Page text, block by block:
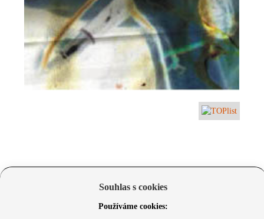
Souhlas s cookies
Používáme cookies: